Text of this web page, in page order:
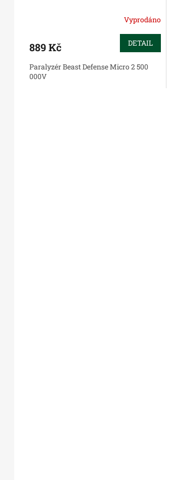
Vyprodáno
889 Kč DETAIL
Paralyzér Beast Defense Micro 2 500
000V